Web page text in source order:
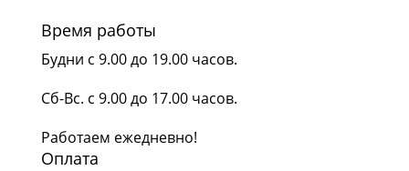
Время работы
Будни с 9.00 до 19.00 часов.
Сб-Вс. с 9.00 до 17.00 часов.
Работаем ежедневно!
Оплата